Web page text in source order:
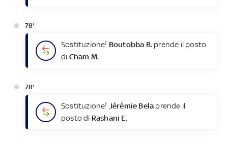
78'
Sostituzione! Boutobba B. prende il posto
di Cham M.
78'
Sostituzione! Jérémie Bela prende il
posto di Rashani E.